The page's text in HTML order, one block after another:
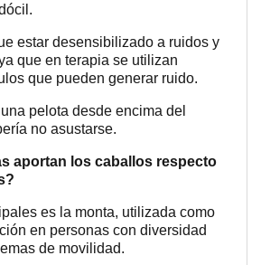
estar desensibilizado a ruidos y
que en terapia se utilizan
que pueden generar ruido.
pelota desde encima del
no asustarse.
aportan los caballos respecto
es la monta, utilizada como
en personas con diversidad
de movilidad.